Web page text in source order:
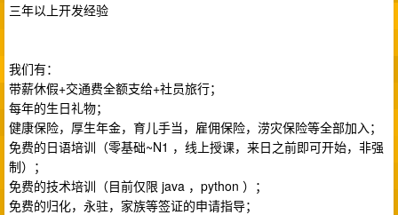
三年以上开发经验
我们有：
带薪休假+交通费全额支给+社员旅行；
每年的生日礼物；
健康保险，厚生年金，育儿手当，雇佣保险，涝灾保险等全部加入；
免费的日语培训（零基础~N1 ，线上授课，来日之前即可开始，非强
制）；
免费的技术培训（目前仅限 java ，python ）；
免费的归化，永驻，家族等签证的申请指导；